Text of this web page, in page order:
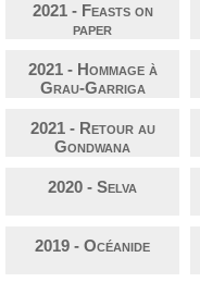
2021 - Feasts on
paper
2021 - Hommage à
Grau-Garriga
2021 - Retour au
Gondwana
2020 - Selva
2019 - Océanide